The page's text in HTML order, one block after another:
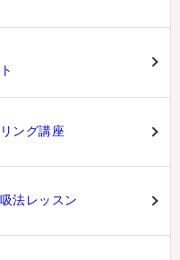
ング講座
法レッスン